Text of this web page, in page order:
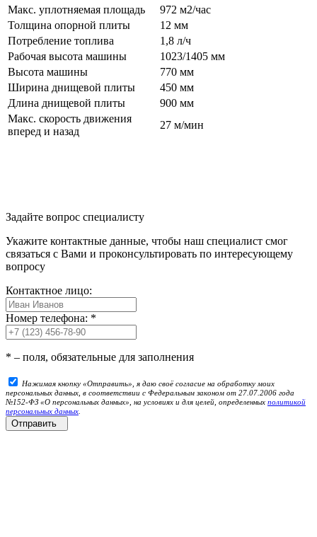
Макс. уплотняемая площадь
972 м2/час
Толщина опорной плиты
12 мм
Потребление топлива
1,8 л/ч
Рабочая высота машины
1023/1405 мм
Высота машины
770 мм
Ширина днищевой плиты
450 мм
Длина днищевой плиты
900 мм
Макс. скорость движения
вперед и назад
27 м/мин
Задайте вопрос специалисту
Укажите контактные данные, чтобы наш специалист смог
связаться с Вами и проконсультировать по интересующему
вопросу
Контактное лицо:
Номер телефона: *
* – поля, обязательные для заполнения
Нажимая кнопку «Отправить», я даю своё согласие на обработку моих
персональных данных, в соответствии с Федеральным законом от 27.07.2006 года
№152-ФЗ «О персональных данных», на условиях и для целей, определенных политикой
персональных данных
Отправить